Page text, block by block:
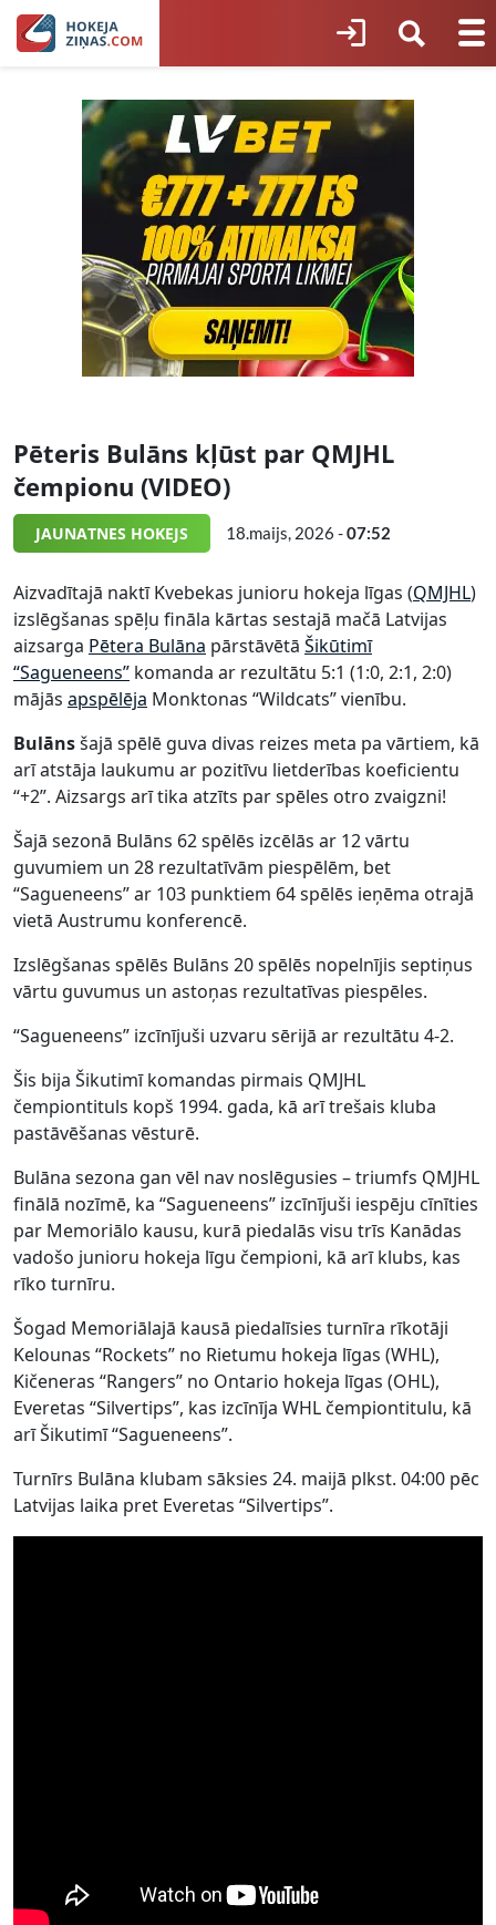
Pēteris Bulāns kļūst par QMJHL
čempionu (VIDEO)
JAUNATNES HOKEJS 18.maijs, 2026 -07:52
Aizvadītajā naktī Kvebekas junioru hokeja līgas (QMJHL)
izslēgšanas spēļu fināla kārtas sestajā mačā Latvijas
aizsarga Pētera Bulāna pārstāvētā Šikūtimī
“Sagueneens” komanda ar rezultātu 5:1 (1:0, 2:1, 2:0)
mājās apspēlēja Monktonas “Wildcats” vienību.
Bulānsšajā spēlē guva divas reizes meta pa vārtiem, kā
arī atstāja laukumu ar pozitīvu lietderības koeficientu
“+2”. Aizsargs arī tika atzīts par spēles otro zvaigzni!
Šajā sezonā Bulāns 62 spēlēs izcēlās ar 12 vārtu
guvumiem un 28 rezultatīvām piespēlēm, bet
“Sagueneens” ar 103 punktiem 64 spēlēs ieņēma otrajā
vietā Austrumu konferencē.
Izslēgšanas spēlēs Bulāns 20 spēlēs nopelnījis septiņus
vārtu guvumus un astoņas rezultatīvas piespēles.
“Sagueneens” izcīnījuši uzvaru sērijā ar rezultātu 4-2.
Šis bija Šikutimī komandas pirmais QMJHL
čempiontituls kopš 1994. gada, kā arī trešais kluba
pastāvēšanas vēsturē.
Bulāna sezona gan vēl nav noslēgusies – triumfs QMJHL
finālā nozīmē, ka “Sagueneens” izcīnījuši iespēju cīnīties
par Memoriālo kausu, kurā piedalās visu trīs Kanādas
vadošo junioru hokeja līgu čempioni, kā arī klubs, kas
rīko turnīru.
Šogad Memoriālajā kausā piedalīsies turnīra rīkotāji
Kelounas “Rockets” no Rietumu hokeja līgas (WHL),
Kičeneras “Rangers” no Ontario hokeja līgas (OHL),
Everetas “Silvertips”, kas izcīnīja WHL čempiontitulu, kā
arī Šikutimī “Sagueneens”.
Turnīrs Bulāna klubam sāksies 24. maijā plkst. 04:00 pēc
Latvijas laika pret Everetas “Silvertips”.